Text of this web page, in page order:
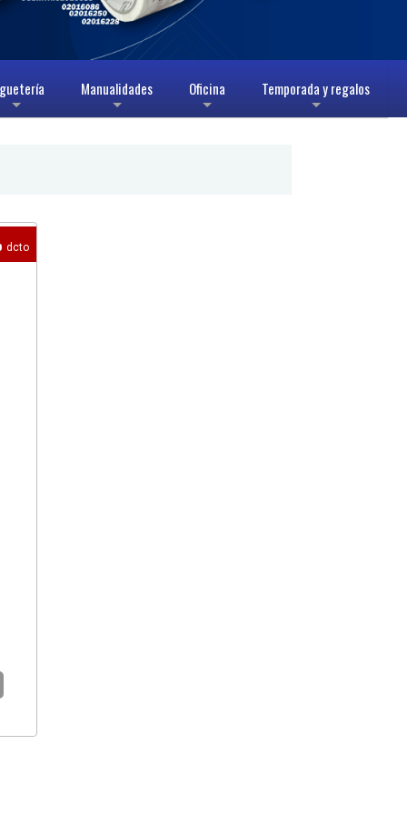
+ +
Manualidades
+
Oficina
+
Temporada y regalos
dcto